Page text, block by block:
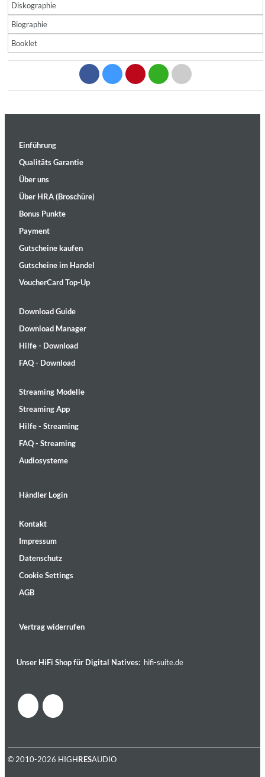
Diskographie
Biographie
Booklet
Einführung
Qualitäts Garantie
Über uns
Über HRA (Broschüre)
Bonus Punkte
Payment
Gutscheine kaufen
Gutscheine im Handel
VoucherCard Top-Up
Download Guide
Download Manager
Hilfe - Download
FAQ - Download
Streaming Modelle
Streaming App
Hilfe - Streaming
FAQ - Streaming
Audiosysteme
Händler Login
Kontakt
Impressum
Datenschutz
Cookie Settings
AGB
Vertrag widerrufen
Unser HiFi Shop für Digital Natives: hifi-suite.de
© 2010-2026 HIGHRESAUDIO